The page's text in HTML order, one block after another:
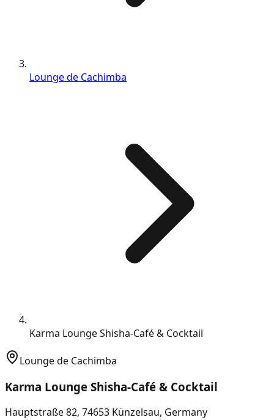
Lounge de Cachimba
Karma Lounge Shisha-Café & Cocktail
Lounge de Cachimba
Karma Lounge Shisha-Café & Cocktail
Hauptstraße 82, 74653 Künzelsau, Germany